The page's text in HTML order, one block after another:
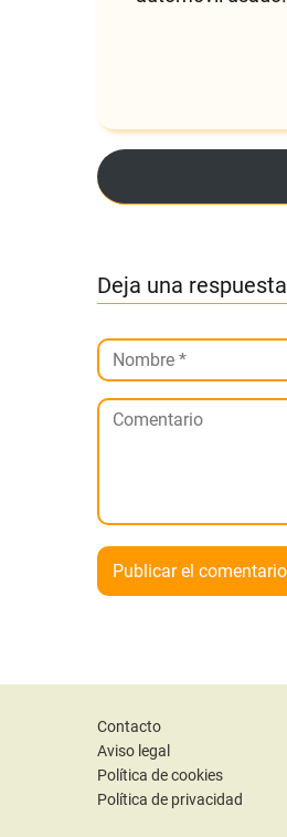
Deja una respuesta
Contacto
Aviso legal
Política de cookies
Política de privacidad